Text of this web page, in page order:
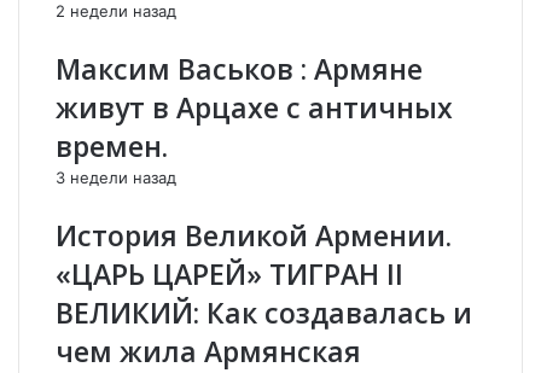
р
г
е
н
т
и
п
е
р
е
а
Ц
В
д
ь
о
н
р
2 недели назад
Максим Васьков : Армяне
живут в Арцахе с античных
времен.
3 недели назад
История Великой Армении.
«ЦАРЬ ЦАРЕЙ» ТИГРАН II
ВЕЛИКИЙ: Как создавалась и
чем жила Армянская